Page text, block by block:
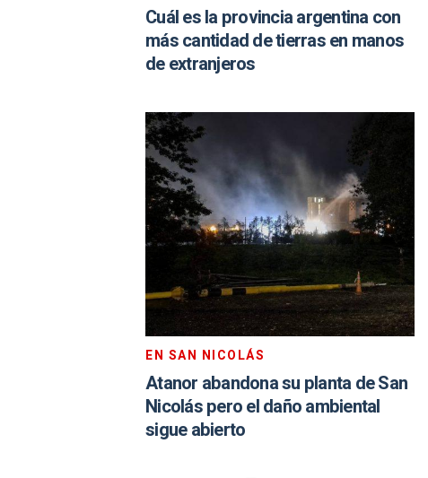
Cuál es la provincia argentina con
más cantidad de tierras en manos
de extranjeros
EN SAN NICOLÁS
Atanor abandona su planta de San
Nicolás pero el daño ambiental
sigue abierto